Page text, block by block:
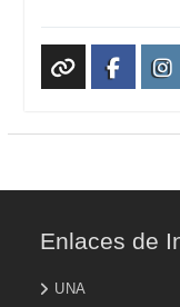
Enlaces de
UNA